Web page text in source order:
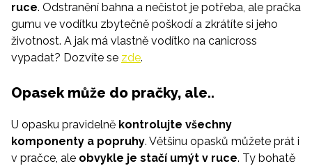
ruce. Odstranění bahna a nečistot je potřeba, ale pračka
gumu ve vodítku zbytečně poškodí a zkrátíte si jeho
životnost. A jak má vlastně vodítko na canicross
vypadat? Dozvíte se zde.
Opasek může do pračky, ale..
U opasku pravidelně kontrolujte všechny
komponenty a popruhy. Většinu opasků můžete prát i
v pračce, ale obvykle je stačí umýt v ruce. Ty bohatě